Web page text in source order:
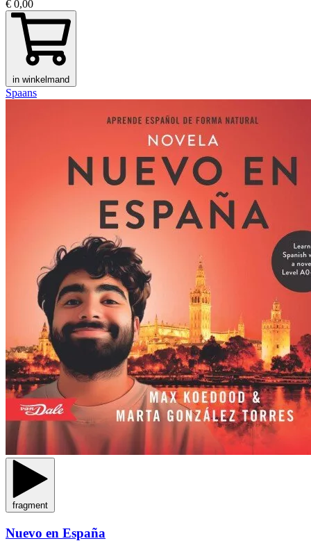
€ 0,00
in winkelmand
Spaans
fragment
Nuevo en España